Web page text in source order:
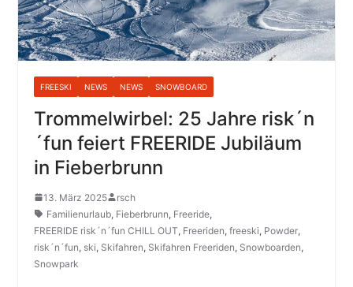
FREESKI NEWS NEWS SNOWBOARD
Trommelwirbel: 25 Jahre risk´n
´fun feiert FREERIDE Jubiläum
in Fieberbrunn
13. März 2025
rsch
Familienurlaub, Fieberbrunn, Freeride,
FREERIDE risk´n´fun CHILL OUT, Freeriden, freeski, Powder,
risk´n´fun, ski, Skifahren, Skifahren Freeriden, Snowboarden,
Snowpark